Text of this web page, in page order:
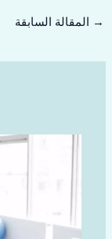
→ المقالة السابقة